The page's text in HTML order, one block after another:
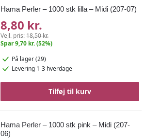
Hama Perler – 1000 stk lilla – Midi (207-07)
8,80 kr.
Vejl. pris:18,50 kr.
Spar 9,70 kr. (52%)
På lager (29)
Levering 1-3 hverdage
Tilføj til kurv
Hama Perler – 1000 stk pink – Midi (207-
06)